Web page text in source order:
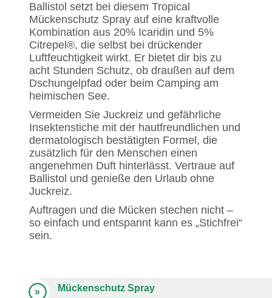
Ballistol setzt bei diesem Tropical
Mückenschutz Spray auf eine kraftvolle
Kombination aus 20% Icaridin und 5%
Citrepel®, die selbst bei drückender
Luftfeuchtigkeit wirkt. Er bietet dir bis zu
acht Stunden Schutz, ob draußen auf dem
Dschungelpfad oder beim Camping am
heimischen See.
Vermeiden Sie Juckreiz und gefährliche
Insektenstiche mit der hautfreundlichen und
dermatologisch bestätigten Formel, die
zusätzlich für den Menschen einen
angenehmen Duft hinterlässt. Vertraue auf
Ballistol und genieße den Urlaub ohne
Juckreiz.
Auftragen und die Mücken stechen nicht –
so einfach und entspannt kann es „Stichfrei“
sein.
Mückenschutz Spray